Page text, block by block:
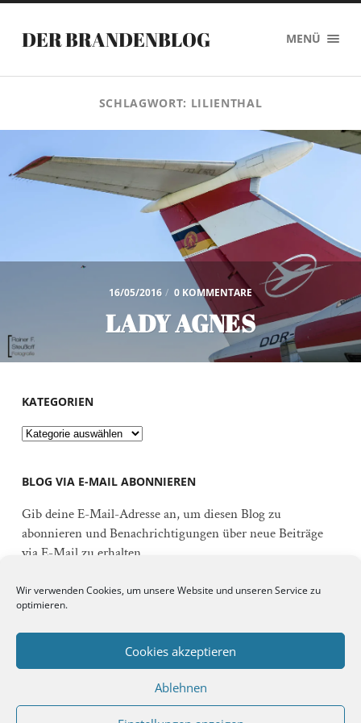
Wir verwenden Cookies, um unsere Website und unseren Service zu
optimieren.
Cookies akzeptieren
Ablehnen
DER BRANDENBLOG MENÜ
SCHLAGWORT: LILIENTHAL
16/05/2016 / 0 KOMMENTARE
LADY AGNES
KATEGORIEN
Kategorien
BLOG VIA E-MAIL ABONNIEREN
Gib deine E-Mail-Adresse an, um diesen Blog zu
abonnieren und Benachrichtigungen über neue Beiträge
via E-Mail zu erhalten.
Mail-
Adresse
Schließe dich 92 anderen Abonnenten an